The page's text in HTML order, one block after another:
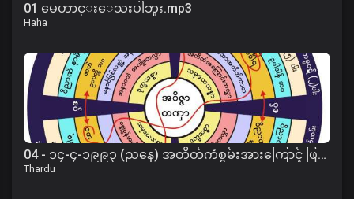
01 မေဟာင္းေသးပါဘူး.mp3
Haha
04 - ၁၄-၄-၁၉၉၃ (ညနေ) အတိတ်ကံစွမ်းအားကြောင့် ဖြစ်ပေါ်လာပုံတရား
Thardu